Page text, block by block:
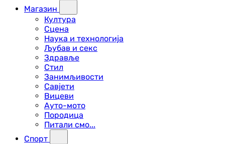
Магазин
Култура
Сцена
Наука и технологија
Љубав и секс
Здравље
Стил
Занимљивости
Савјети
Вицеви
Ауто-мото
Породица
Питали смо...
Спорт